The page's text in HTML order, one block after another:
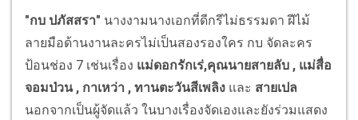
"กบ ปภัสสรา" นางงามนางเอกที่ดีกรีไม่ธรรมดา ฝีไม้
ลายมือด้านงานละครไม่เป็นสองรองใคร กบ จัดละคร
ป้อนช่อง 7 เช่นเรื่อง แม่ดอกรักเร่,คุณนายสายลับ , แม่สื่อ
จอมป่วน , กาเหว่า , ทานตะวันสีเพลิง และ สายเปล
นอกจากเป็นผู้จัดแล้ว ในบางเรื่องจัดเองและยังร่วมแสดง